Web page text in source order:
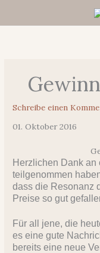
springen
Schreibe einen
01. Oktober 2016
Herzlichen Dank an
teilgenommen
dass die Resonanz
Preise so gut
Für all jene, die
es eine gute
bereits eine neue